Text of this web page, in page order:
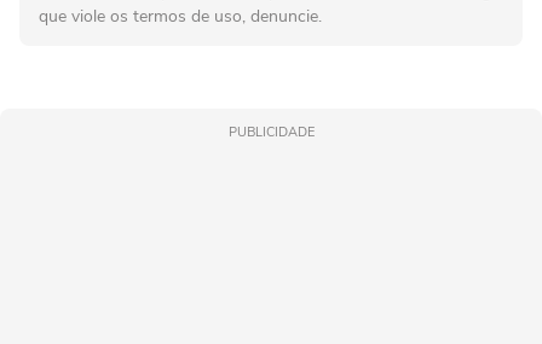
que viole os termos de uso, denuncie.
PUBLICIDADE